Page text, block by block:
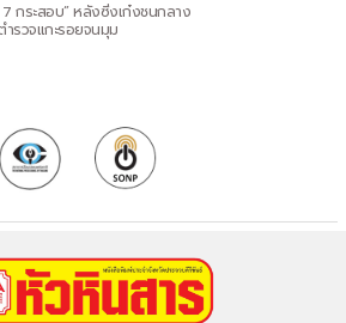
กระสอบ” หลังซิ่งเก๋งชนกลาง
ำรวจแกะรอยจนมุม